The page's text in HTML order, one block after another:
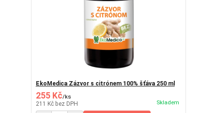
EkoMedica Zázvor s citrónem 100% šťáva 250 ml
255 Kč/ks
211 Kč bez DPH Skladem